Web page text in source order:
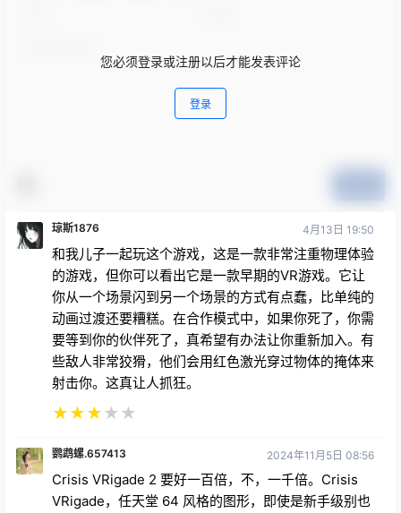
您必须登录或注册以后才能发表评论
登录
琼斯1876 4月13日 19:50
和我儿子一起玩这个游戏，这是一款非常注重物理体验
的游戏，但你可以看出它是一款早期的VR游戏。它让
你从一个场景闪到另一个场景的方式有点蠢，比单纯的
动画过渡还要糟糕。在合作模式中，如果你死了，你需
要等到你的伙伴死了，真希望有办法让你重新加入。有
些敌人非常狡猾，他们会用红色激光穿过物体的掩体来
射击你。这真让人抓狂。
★★★★ ★
鹦鹉螺.657413 2024年11月5日 08:56
Crisis VRigade 2 要好一百倍，不，一千倍。Crisis
VRigade，任天堂 64 风格的图形，即使是新手级别也